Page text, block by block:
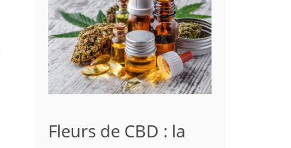
Fleurs de CBD : la